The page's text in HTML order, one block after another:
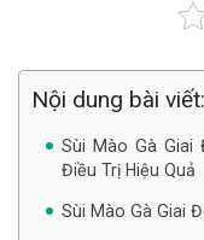
Nội dung bài viết:
Sùi Mào Gà Giai
Điều Trị Hiệu Quả
Sùi Mào Gà Giai